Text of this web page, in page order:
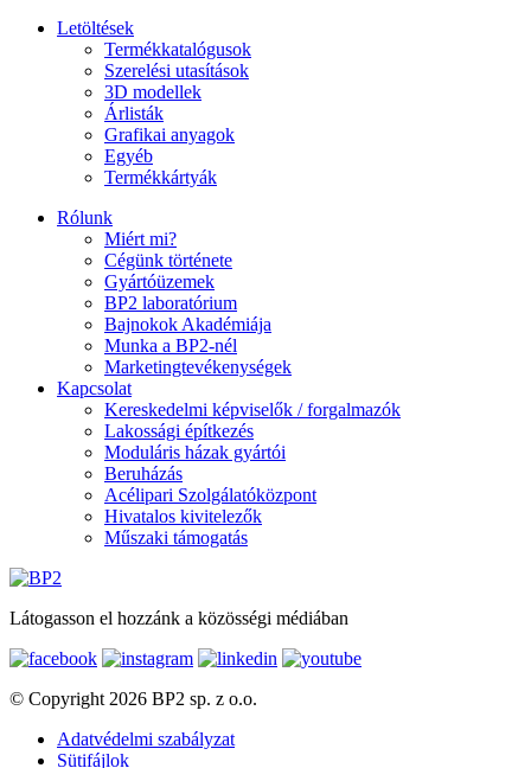
Letöltések
Termékkatalógusok
Szerelési utasítások
3D modellek
Árlisták
Grafikai anyagok
Egyéb
Termékkártyák
Rólunk
Miért mi?
Cégünk története
Gyártóüzemek
BP2 laboratórium
Bajnokok Akadémiája
Munka a BP2-nél
Marketingtevékenységek
Kapcsolat
Kereskedelmi képviselők / forgalmazók
Lakossági építkezés
Moduláris házak gyártói
Beruházás
Acélipari Szolgálatóközpont
Hivatalos kivitelezők
Műszaki támogatás
Látogasson el hozzánk a közösségi médiában
© Copyright 2026 BP2 sp. z o.o.
Adatvédelmi szabályzat
Sütifájlok